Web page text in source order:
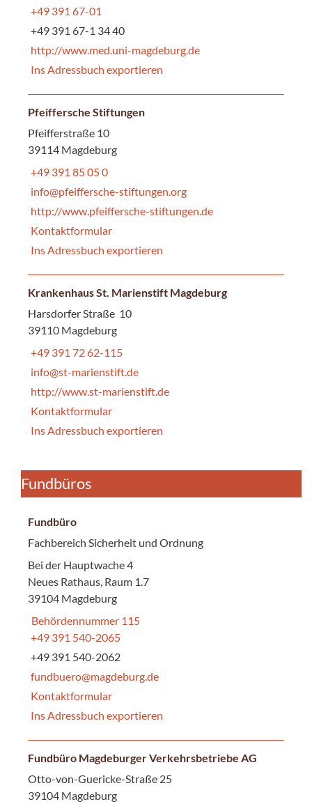
+49 391 67-01
+49 391 67-1 34 40
http://www.med.uni-magdeburg.de
Ins Adressbuch exportieren
Pfeiffersche Stiftungen
Pfeifferstraße 10
39114 Magdeburg
+49 391 85 05 0
info@pfeiffersche-stiftungen.org
http://www.pfeiffersche-stiftungen.de
Kontaktformular
Ins Adressbuch exportieren
Krankenhaus St. Marienstift Magdeburg
Harsdorfer Straße 10
39110 Magdeburg
+49 391 72 62-115
info@st-marienstift.de
http://www.st-marienstift.de
Kontaktformular
Ins Adressbuch exportieren
Fundbüros
Fundbüro
Fachbereich Sicherheit und Ordnung
Bei der Hauptwache 4
Neues Rathaus, Raum 1.7
39104 Magdeburg
Behördennummer 115
+49 391 540-2065
+49 391 540-2062
fundbuero@magdeburg.de
Kontaktformular
Ins Adressbuch exportieren
Fundbüro Magdeburger Verkehrsbetriebe AG
Otto-von-Guericke-Straße 25
39104 Magdeburg